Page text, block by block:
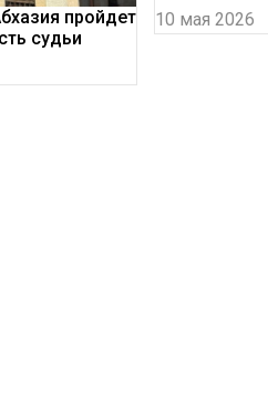
пройдет
судьи
10 мая 2026